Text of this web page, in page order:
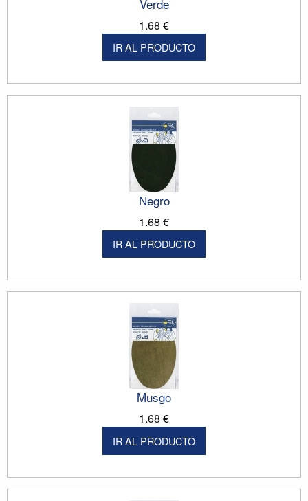
Verde
1.68 €
IR AL PRODUCTO
Negro
1.68 €
IR AL PRODUCTO
Musgo
1.68 €
IR AL PRODUCTO